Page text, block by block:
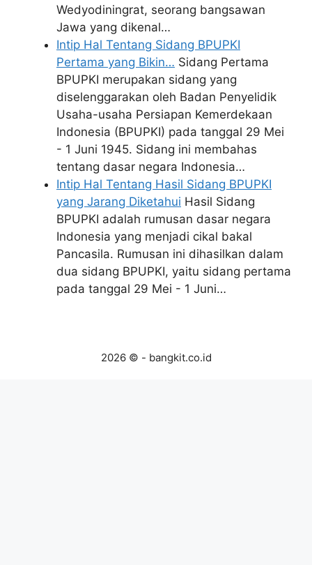
Wedyodiningrat, seorang bangsawan
Jawa yang dikenal…
Intip Hal Tentang Sidang BPUPKI
Pertama yang Bikin… Sidang Pertama
BPUPKI merupakan sidang yang
diselenggarakan oleh Badan Penyelidik
Usaha-usaha Persiapan Kemerdekaan
Indonesia (BPUPKI) pada tanggal 29 Mei
- 1 Juni 1945. Sidang ini membahas
tentang dasar negara Indonesia…
Intip Hal Tentang Hasil Sidang BPUPKI
yang Jarang Diketahui Hasil Sidang
BPUPKI adalah rumusan dasar negara
Indonesia yang menjadi cikal bakal
Pancasila. Rumusan ini dihasilkan dalam
dua sidang BPUPKI, yaitu sidang pertama
pada tanggal 29 Mei - 1 Juni…
2026 © - bangkit.co.id